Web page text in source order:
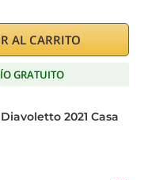
AL CARRITO
GRATUITO
2021 Casa